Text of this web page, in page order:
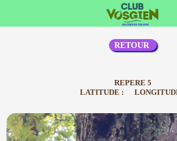
RETOUR
REPERE 5
LATITUDE :